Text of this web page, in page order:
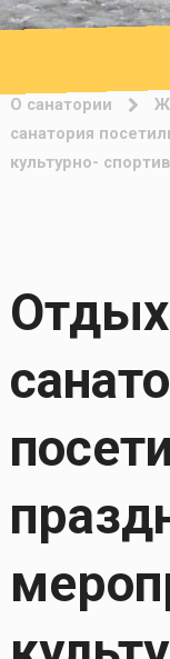
О санатории
санатория
культурно-